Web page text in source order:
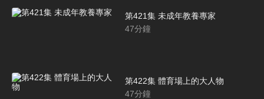
第421集 未成年教養專家
47分鐘
第422集 體育場上的大人物
47分鐘